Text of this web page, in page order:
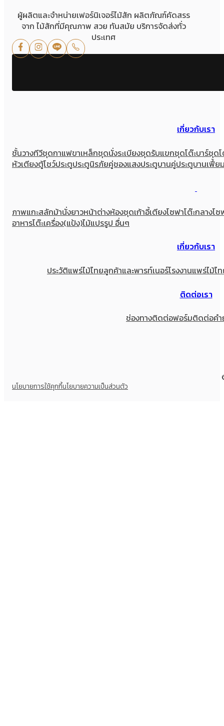
ผู้ผลิตและจำหน่ายเฟอร์นิเจอร์ไม้สัก ผลิตภัณฑ์คัดสรร
จาก ไม้สักที่มีคุณภาพ สวย ทันสมัย บริการจัดส่งทั่ว
ประเทศ
เกี่ยวกับเรา
ชั้นวางทีวีชุดกาแฟขาเหล็กชุดนั่งระเบียงชุดรับแขกชุดโต๊ะบาร์ชุดโ
หัวเตียงตู้โชว์ประตูประตูนิรภัยคู่ชองแสงประตูบานคู่ประตูบานเฟี้ย
ภาพแกะสลักม้านั่งยาวหน้าต่างห้องชุดเก้าอี้เตียงโซฟาโต๊ะกลางโซ
อาหารโต๊ะเครื่อง(แป้ง)ไม้แปรรูป อื่นๆ
เกี่ยวกับเรา
ประวัติแพร่ไม้ไทยลูกค้าและพารท์เนอร์โรงงานแพร่ไม้ไ
ติดต่อเรา
ช่องทางติดต่อฟอร์มติดต่อค
นโยบายการใช้คุกกี้นโยบายความเป็นส่วนตัว